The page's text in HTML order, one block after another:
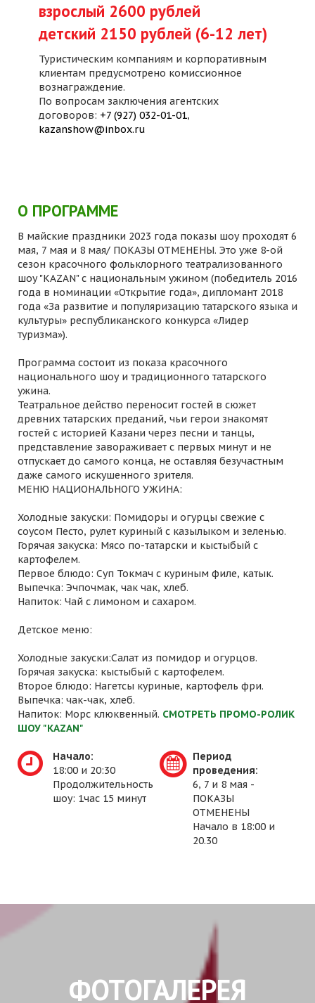
взрослый 2600 рублей
детский 2150 рублей (6-12 лет)
Туристическим компаниям и корпоративным
клиентам предусмотрено комиссионное
вознаграждение.
По вопросам заключения агентских
договоров: +7 (927) 032-01-01,
kazanshow@inbox.ru
О ПРОГРАММЕ
В майские праздники 2023 года показы шоу проходят 6
мая, 7 мая и 8 мая/ ПОКАЗЫ ОТМЕНЕНЫ. Это уже 8-ой
сезон красочного фольклорного театрализованного
шоу "KAZAN" с национальным ужином (победитель 2016
года в номинации «Открытие года», дипломант 2018
года «За развитие и популяризацию татарского языка и
культуры» республиканского конкурса «Лидер
туризма»).
Программа состоит из показа красочного
национального шоу и традиционного татарского
ужина.
Театральное действо переносит гостей в сюжет
древних татарских преданий, чьи герои знакомят
гостей с историей Казани через песни и танцы,
представление завораживает с первых минут и не
отпускает до самого конца, не оставляя безучастным
даже самого искушенного зрителя.
МЕНЮ НАЦИОНАЛЬНОГО УЖИНА:
Холодные закуски: Помидоры и огурцы свежие с
соусом Песто, рулет куриный с казылыком и зеленью.
Горячая закуска: Мясо по-татарски и кыстыбый с
картофелем.
Первое блюдо: Суп Токмач с куриным филе, катык.
Выпечка: Эчпочмак, чак чак, хлеб.
Напиток: Чай с лимоном и сахаром.
Детское меню:
Холодные закуски:Салат из помидор и огурцов.
Горячая закуска: кыстыбый с картофелем.
Второе блюдо: Нагетсы куриные, картофель фри.
Выпечка: чак-чак, хлеб.
Напиток: Морс клюквенный. СМОТРЕТЬ ПРОМО-РОЛИК
ШОУ "KAZAN"
Начало:
18:00 и 20:30
Продолжительность
шоу: 1час 15 минут
Период
проведения:
6, 7 и 8 мая -
ПОКАЗЫ
ОТМЕНЕНЫ
Начало в 18:00 и
20.30
ФОТОГАЛЕРЕЯ